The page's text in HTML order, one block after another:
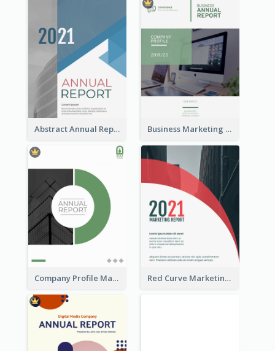
Abstract Annual Report Business Marketing Reports
Company Profile Marketing Reports Red Curve Marketing Reports